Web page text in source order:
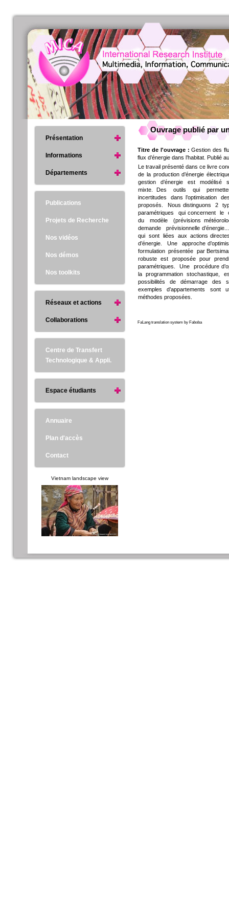
Ouvrage publié par
Titre de l'ouvrage : Gestion des
flux d’énergie dans l’habitat.
Le travail présenté dans ce livre
de la production d’énergie
gestion d’énergie est
mixte. Des outils qui
incertitudes dans l’optimisation
proposés. Nous distinguons 2
paramétriques qui concernent
du modèle (prévisions
demande prévisionnelle
qui sont liées aux actions
d’énergie. Une approche
formulation présentée par
robuste est proposée pour
paramétriques. Une procédure
la programmation
possibilités de démarrage des
exemples d’appartements
méthodes proposées.
FaLang translation system by Faboba
Présentation
Informations
Départements
Publications
Projets de Recherche
Nos vidéos
Nos démos
Nos toolkits
Réseaux et actions
Collaborations
Centre de Transfert
Technologique & Appli.
Espace étudiants
Annuaire
Plan d'accès
Contact
Vietnam landscape view